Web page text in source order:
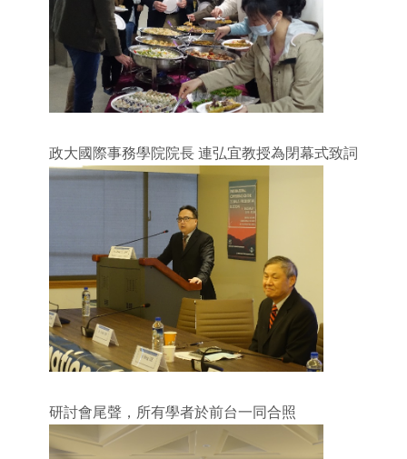
政大國際事務學院院長 連弘宜教授為閉幕式致詞
研討會尾聲，所有學者於前台一同合照